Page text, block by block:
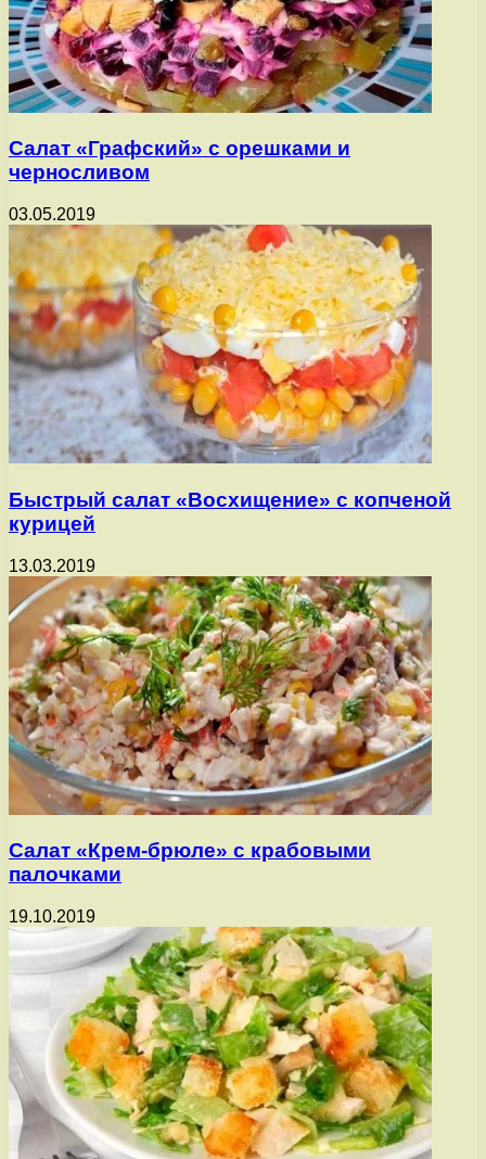
Салат «Графский» с орешками и
черносливом
03.05.2019
Быстрый салат «Восхищение» с копченой
курицей
13.03.2019
Салат «Крем-брюле» с крабовыми
палочками
19.10.2019